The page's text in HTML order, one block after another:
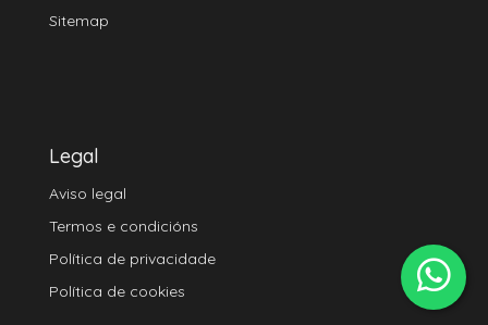
Sitemap
Legal
Aviso legal
Termos e condicións
Política de privacidade
Política de cookies